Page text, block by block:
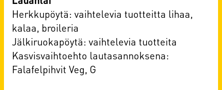
Herkkupöytä: vaihtelevia tuotteitta lihaa,
kalaa, broileria
Jälkiruokapöytä: vaihtelevia tuotteita
Kasvisvaihtoehto lautasannoksena:
Falafelpihvit Veg, G